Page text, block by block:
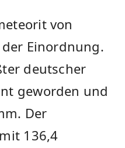
von
Einordnung.
deutscher
geworden und
Der
136,4